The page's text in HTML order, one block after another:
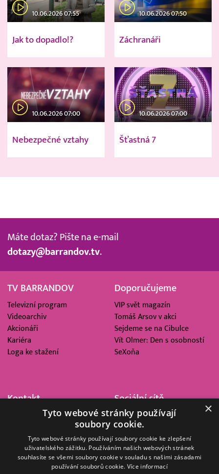
10.06.2026 07:55
Jak to dopadlo!?
10.06.2026 07:50
Záchranáři
10.06.2026 07:00
Nebezpečné vztahy
10.06.2026 07:00
Šťastná 7
Máte dotaz? Pište na e-mail
dotazy@barrandov.tv.
TV BARRANDOV
Televizní program
Videoarchiv
Akcionáři
Kariéra
Loga ke stažení
Doporučujeme
VIP svět magazín
Tomáš Arsov v akci
Sejdeme se na Cibulce
Vít Olmer: Den s osobností
SeXoňa
Kontakt
Barrandov Televizní Studio,
Kříženeckého nám. 322
152 00 Praha 5
IČ 416 93 311
Sociální sítě
×
Tyto webové stránky používají
soubory cookie.
Tyto webové stránky používají soubory cookie ke zlepšení
uživatelského zážitku. Používáním našich webových stránek
souhlasíte se všemi soubory cookie v souladu s našimi zásadami
používání souborů cookie. Více informací